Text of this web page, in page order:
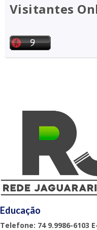
Visitantes
Educação
Telefone: 74 9.9986-6103